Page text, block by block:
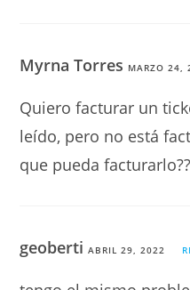
Myrna Torres MARZO 24,
Quiero facturar un
leído, pero no está
que pueda
geobertiABRIL 29, 2022